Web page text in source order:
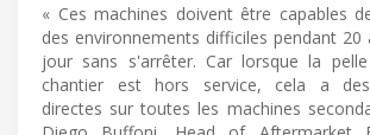
« Ces machines doivent être capables
des environnements difficiles pendant 20
jour sans s'arrêter. Car lorsque la
chantier est hors service, cela a des
directes sur toutes les machines